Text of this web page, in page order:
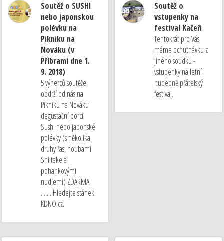
Soutěž o SUSHI
nebo japonskou
polévku na
Pikniku na
Nováku (v
Příbrami dne 1.
9. 2018)
5 výherců soutěže
obdrží od nás na
Pikniku na Nováku
degustační porci
Sushi nebo japonské
polévky (s několika
druhy řas, houbami
Shiitake a
pohankovými
nudlemi) ZDARMA.
....... Hledejte stánek
KDNO.cz.
Soutěž o
vstupenky na
festival Kačeři
Tentokrát pro Vás
máme ochutnávku z
jiného soudku -
vstupenky na letní
hudebně přátelský
festival.